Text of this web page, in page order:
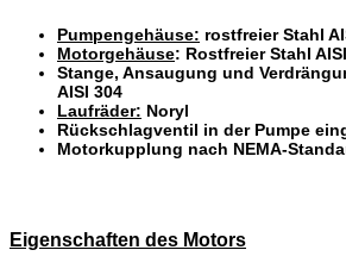
Pumpengehäuse: rostfreier Stahl
Motorgehäuse: Rostfreier Stahl
Stange, Ansaugung und
AISI 304
Laufräder: Noryl
Rückschlagventil in der Pumpe
Motorkupplung nach NEMA-
Eigenschaften des Motors